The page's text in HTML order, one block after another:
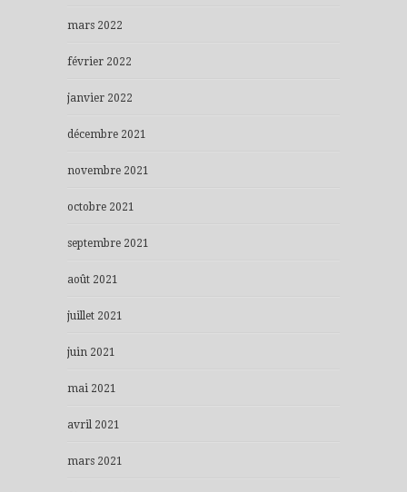
mars 2022
février 2022
janvier 2022
décembre 2021
novembre 2021
octobre 2021
septembre 2021
août 2021
juillet 2021
juin 2021
mai 2021
avril 2021
mars 2021